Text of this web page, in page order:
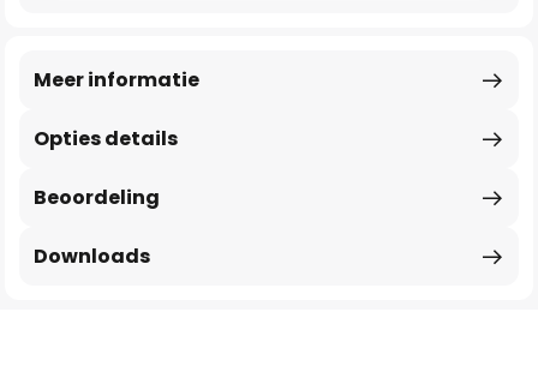
Opties details
Meer informatie
Beoordeling
Downloads